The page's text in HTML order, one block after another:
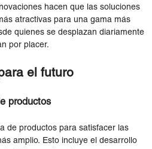
hacen que las soluciones
atractivas para una gama más
quienes se desplazan diariamente
por placer.
el futuro
productos
de productos para satisfacer las
amplio. Esto incluye el desarrollo